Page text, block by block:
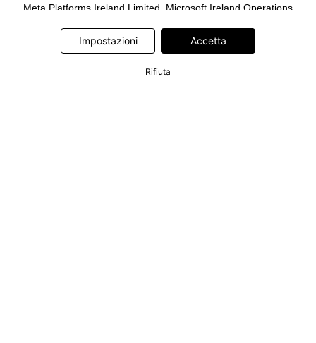
Meta Platforms Ireland Limited, Microsoft Ireland Operations
Information Technologies UK Limited. Ulteriori informazioni sul
trattamento dei dati da parte di questi partner sono disponibili
accessibile anche tramite un link nel banner.
Impostazioni Accetta
Rifiuta